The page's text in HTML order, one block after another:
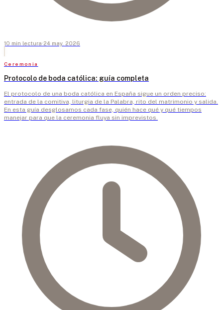
10 min lectura·24 may. 2026
Ceremonia
Protocolo de boda católica: guía completa
El protocolo de una boda católica en España sigue un orden preciso:
entrada de la comitiva, liturgia de la Palabra, rito del matrimonio y salida.
En esta guía desglosamos cada fase, quién hace qué y qué tiempos
manejar para que la ceremonia fluya sin imprevistos.